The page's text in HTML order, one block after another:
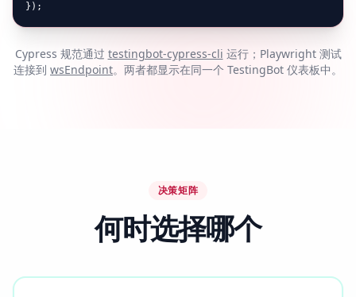
});
Cypress 规范通过 testingbot-cypress-cli 运行；Playwright 测试
连接到 wsEndpoint。两者都显示在同一个 TestingBot 仪表板中。
决策矩阵
何时选择哪个